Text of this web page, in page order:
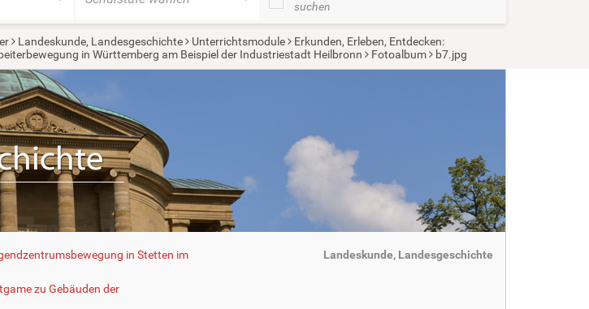
suchen
Landeskunde, Landesgeschichte Unterrichtsmodule
Erkunden, Erleben, Entdecken:
in Württemberg am Beispiel der Industriestadt Heilbronn Fotoalbum b7.jpg
in Stetten im
zu Gebäuden der
Landeskunde, Landesgeschichte